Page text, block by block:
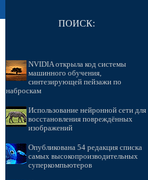
ПОИСК:
NVIDIA открыла код системы
машинного обучения,
синтезирующей пейзажи по
наброскам
Использование нейронной сети для
восстановления повреждённых
изображений
Опубликована 54 редакция списка
самых высокопроизводительных
суперкомпьютеров